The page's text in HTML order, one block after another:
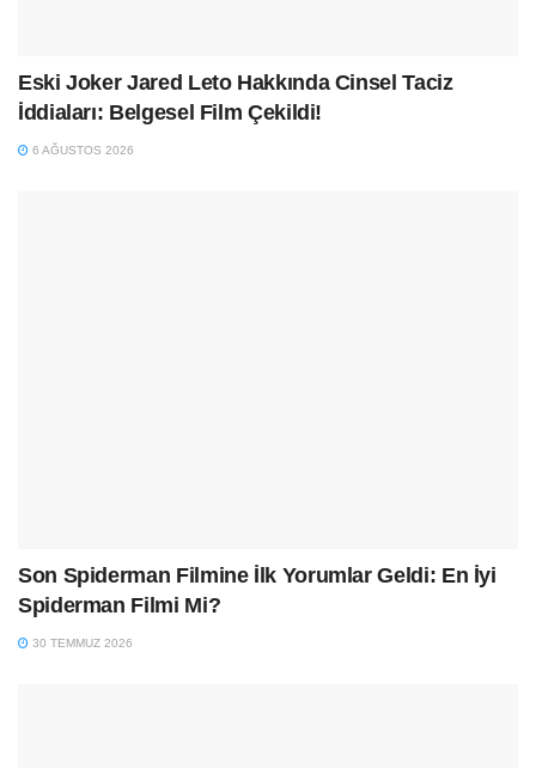
Eski Joker Jared Leto Hakkında Cinsel Taciz
İddiaları: Belgesel Film Çekildi!
6 AĞUSTOS 2026
Son Spiderman Filmine İlk Yorumlar Geldi: En İyi
Spiderman Filmi Mi?
30 TEMMUZ 2026